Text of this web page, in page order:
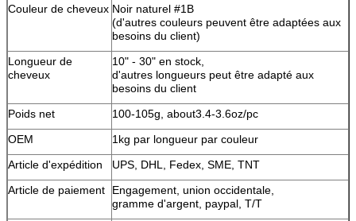
Couleur de cheveux Noir naturel #1B
(d'autres couleurs peuvent être adaptées aux
besoins du client)
Longueur de
cheveux
10" - 30" en stock,
d'autres longueurs peut être adapté aux
besoins du client
Poids net
100-105g, about3.4-3.6oz/pc
OEM
1kg par longueur par couleur
Article d'expédition
UPS, DHL, Fedex, SME, TNT
Article de paiement
Engagement, union occidentale,
gramme d'argent, paypal, T/T